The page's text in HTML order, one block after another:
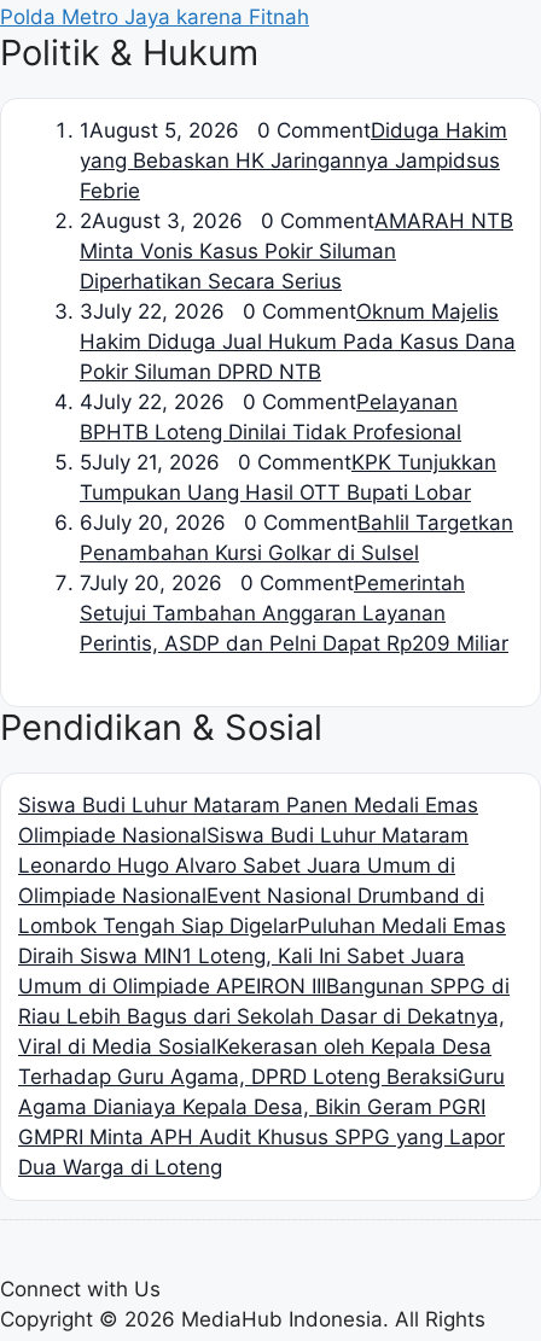
Polda Metro Jaya karena Fitnah
Politik & Hukum
1August 5, 2026 0 CommentDiduga Hakim
yang Bebaskan HK Jaringannya Jampidsus
Febrie
2August 3, 2026 0 CommentAMARAH NTB
Minta Vonis Kasus Pokir Siluman
Diperhatikan Secara Serius
3July 22, 2026 0 CommentOknum Majelis
Hakim Diduga Jual Hukum Pada Kasus Dana
Pokir Siluman DPRD NTB
4July 22, 2026 0 CommentPelayanan
BPHTB Loteng Dinilai Tidak Profesional
5July 21, 2026 0 CommentKPK Tunjukkan
Tumpukan Uang Hasil OTT Bupati Lobar
6July 20, 2026 0 CommentBahlil Targetkan
Penambahan Kursi Golkar di Sulsel
7July 20, 2026 0 CommentPemerintah
Setujui Tambahan Anggaran Layanan
Perintis, ASDP dan Pelni Dapat Rp209 Miliar
Pendidikan & Sosial
Siswa Budi Luhur Mataram Panen Medali Emas
Olimpiade NasionalSiswa Budi Luhur Mataram
Leonardo Hugo Alvaro Sabet Juara Umum di
Olimpiade NasionalEvent Nasional Drumband di
Lombok Tengah Siap DigelarPuluhan Medali Emas
Diraih Siswa MIN1 Loteng, Kali Ini Sabet Juara
Umum di Olimpiade APEIRON IIIBangunan SPPG di
Riau Lebih Bagus dari Sekolah Dasar di Dekatnya,
Viral di Media SosialKekerasan oleh Kepala Desa
Terhadap Guru Agama, DPRD Loteng BeraksiGuru
Agama Dianiaya Kepala Desa, Bikin Geram PGRI
GMPRI Minta APH Audit Khusus SPPG yang Lapor
Dua Warga di Loteng
Connect with Us
Copyright © 2026 MediaHub Indonesia. All Rights